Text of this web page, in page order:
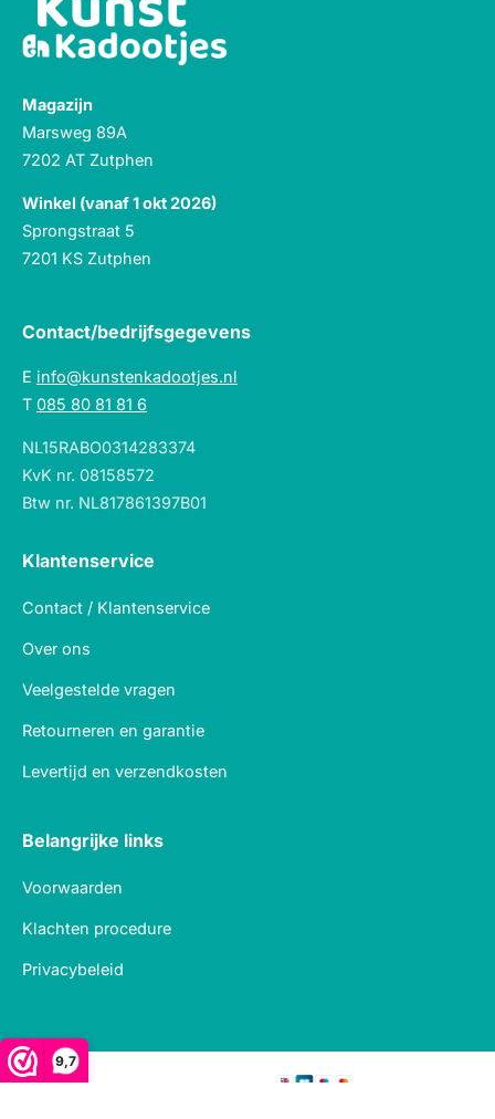
9,7
Magazijn
Marsweg 89A
7202 AT Zutphen
Winkel (vanaf 1 okt 2026)
Sprongstraat 5
7201 KS Zutphen
Contact/bedrijfsgegevens
E info@kunstenkadootjes.nl
T 085 80 81 81 6
NL15RABO0314283374
KvK nr. 08158572
Btw nr. NL817861397B01
Klantenservice
Contact / Klantenservice
Over ons
Veelgestelde vragen
Retourneren en garantie
Levertijd en verzendkosten
Belangrijke links
Voorwaarden
Klachten procedure
Privacybeleid